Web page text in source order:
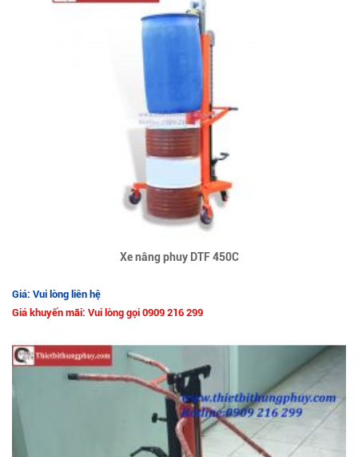
Xe nâng phuy DTF 450C
Giá: Vui lòng liên hệ
Giá khuyến mãi: Vui lòng gọi 0909 216 299